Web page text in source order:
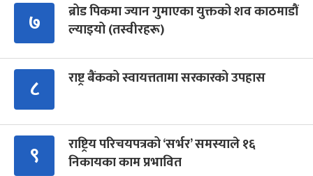
७
ब्रोड पिकमा ज्यान गुमाएका युक्तको शव काठमाडौं
ल्याइयो (तस्वीरहरू)
८ राष्ट्र बैंकको स्वायत्ततामा सरकारको उपहास
९
राष्ट्रिय परिचयपत्रको ‘सर्भर’ समस्याले १६
निकायका काम प्रभावित